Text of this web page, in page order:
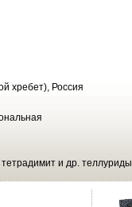
хребет), Россия
тетрадимит и др. теллуриды